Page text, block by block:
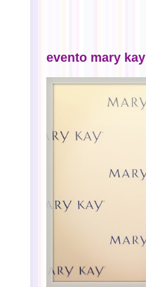
evento mary kay